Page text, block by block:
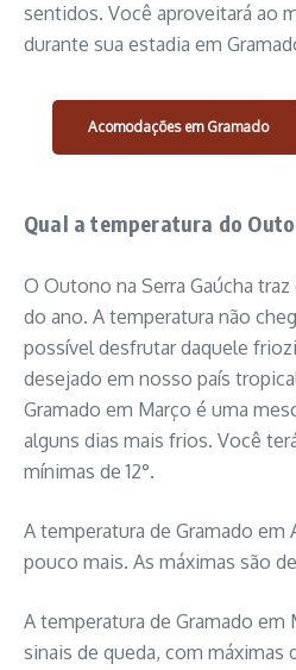
sentidos. Você aproveitará ao
durante sua estadia em
Acomodações em Gramado
Qual a temperatura do
O Outono na Serra Gaúcha
do ano. A temperatura não
possível desfrutar daquele
desejado em nosso país
Gramado em Março é uma
alguns dias mais frios. Você
mínimas de 12°.
A temperatura de Gramado em
pouco mais. As máximas são
A temperatura de Gramado em
sinais de queda, com máximas